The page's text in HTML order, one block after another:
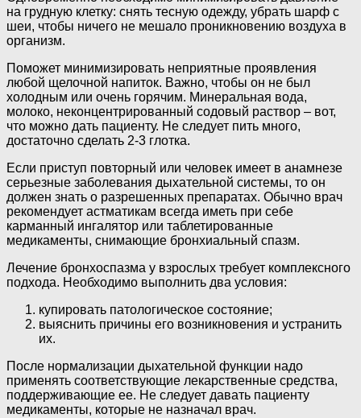
на грудную клетку: снять тесную одежду, убрать шарф с
шеи, чтобы ничего не мешало проникновению воздуха в
организм.
Поможет минимизировать неприятные проявления
любой щелочной напиток. Важно, чтобы он не был
холодным или очень горячим. Минеральная вода,
молоко, неконцентрированный содовый раствор – вот,
что можно дать пациенту. Не следует пить много,
достаточно сделать 2-3 глотка.
Если приступ повторный или человек имеет в анамнезе
серьезные заболевания дыхательной системы, то он
должен знать о разрешенных препаратах. Обычно врач
рекомендует астматикам всегда иметь при себе
карманный ингалятор или таблетированные
медикаменты, снимающие бронхиальный спазм.
Лечение бронхоспазма у взрослых требует комплексного
подхода. Необходимо выполнить два условия:
купировать патологическое состояние;
выяснить причины его возникновения и устранить
их.
После нормализации дыхательной функции надо
применять соответствующие лекарственные средства,
поддерживающие ее. Не следует давать пациенту
медикаменты, которые не назначал врач.